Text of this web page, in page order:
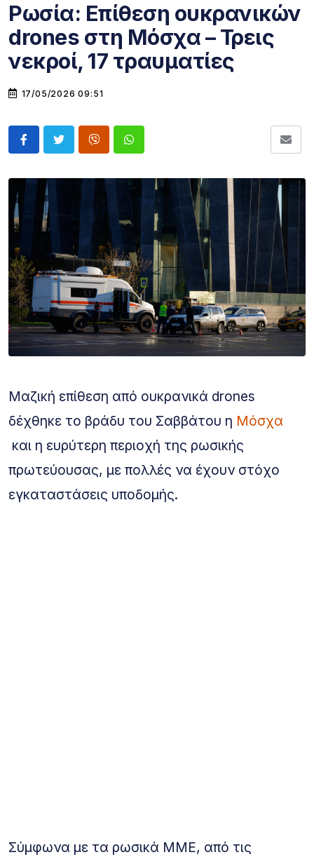
Ρωσία: Επίθεση ουκρανικών
drones στη Μόσχα – Τρεις
νεκροί, 17 τραυματίες
17/05/2026 09:51
Μαζική επίθεση από ουκρανικά drones
δέχθηκε το βράδυ του Σαββάτου η Μόσχα
και η ευρύτερη περιοχή της ρωσικής
πρωτεύουσας, με πολλές να έχουν στόχο
εγκαταστάσεις υποδομής.
Σύμφωνα με τα ρωσικά ΜΜΕ, από τις